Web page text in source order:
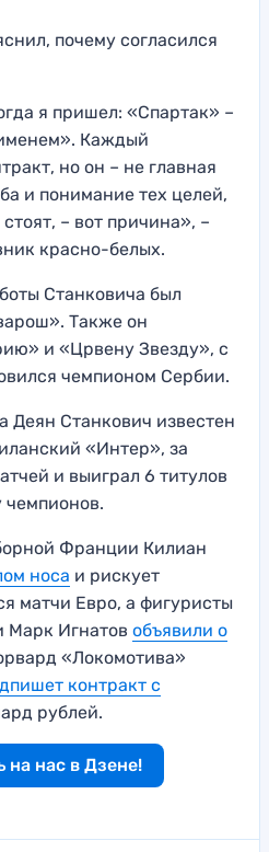
почему согласился
я пришел: «Спартак» –
Каждый
но он – не главная
и понимание тех целей,
– вот причина», –
красно-белых.
Станковича был
Также он
и «Црвену Звезду», с
чемпионом Сербии.
Деян Станкович известен
«Интер», за
и выиграл 6 титулов
чемпионов.
Франции Килиан
носа и рискует
матчи Евро, а фигуристы
Марк Игнатов объявили о
«Локомотива»
контракт с
рублей.
на нас в Дзене!